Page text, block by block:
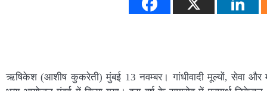
ऋषिकेश (आशीष कुकरेती) मुंबई 13 नवम्बर। गांधीवादी मूल्यों, सेवा और